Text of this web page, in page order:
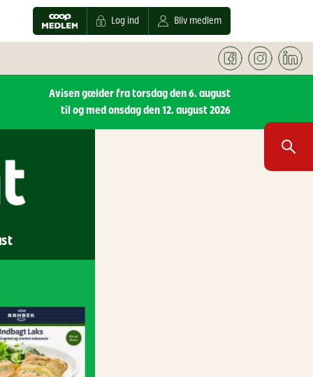
Log ind Bliv medlem
Avisen gælder fra torsdag den 6. august
til og med onsdag den 12. august 2026